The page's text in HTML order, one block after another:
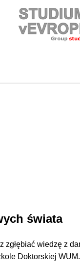
świata
zgłębiać wiedzę z
Doktorskiej WUM.